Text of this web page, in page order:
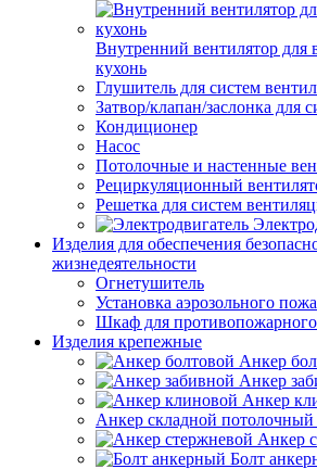
Внутренний вентилятор для
кухонь
Глушитель для систем
Затвор/клапан/заслонка для
Кондиционер
Насос
Потолочные и настенные
Рециркуляционный
Решетка для систем
Изделия для обеспечения
жизнедеятельности
Огнетушитель
Установка аэрозольного
Шкаф для
Изделия крепежные
Анкер
Анкер
Анкер
Анкер складной
Анкер
Болт